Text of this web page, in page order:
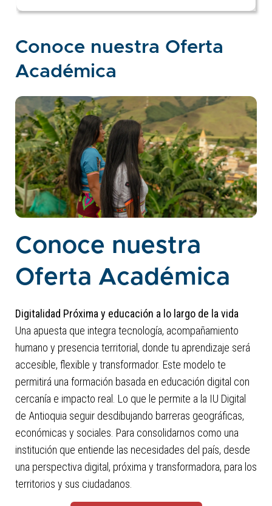
Conoce nuestra Oferta
Académica
Conoce nuestra
Oferta Académica
Digitalidad Próxima y educación a lo largo de la vida
Una apuesta que integra tecnología, acompañamiento
humano y presencia territorial, donde tu aprendizaje será
accesible, flexible y transformador. Este modelo te
permitirá una formación basada en educación digital con
cercanía e impacto real. Lo que le permite a la IU Digital
de Antioquia seguir desdibujando barreras geográficas,
económicas y sociales. Para consolidarnos como una
institución que entiende las necesidades del país, desde
una perspectiva digital, próxima y transformadora, para los
territorios y sus ciudadanos.